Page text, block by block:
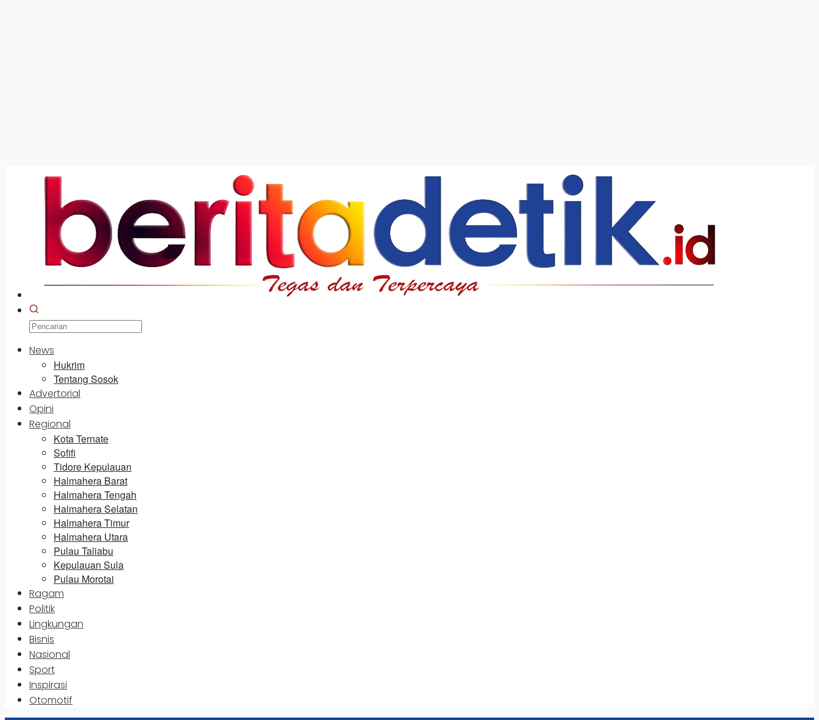
News
Hukrim
Tentang Sosok
Advertorial
Opini
Regional
Kota Ternate
Sofifi
Tidore Kepulauan
Halmahera Barat
Halmahera Tengah
Halmahera Selatan
Halmahera Timur
Halmahera Utara
Pulau Taliabu
Kepulauan Sula
Pulau Morotai
Ragam
Politik
Lingkungan
Bisnis
Nasional
Sport
Inspirasi
Otomotif